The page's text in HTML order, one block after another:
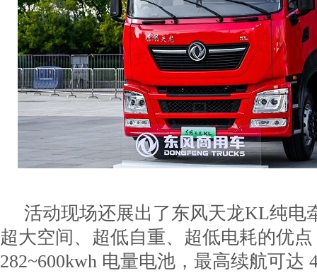
活动现场还展出了东风天龙KL纯电
超大空间、超低自重、超低电耗的优
282~600kwh 电量电池，最高续航可达